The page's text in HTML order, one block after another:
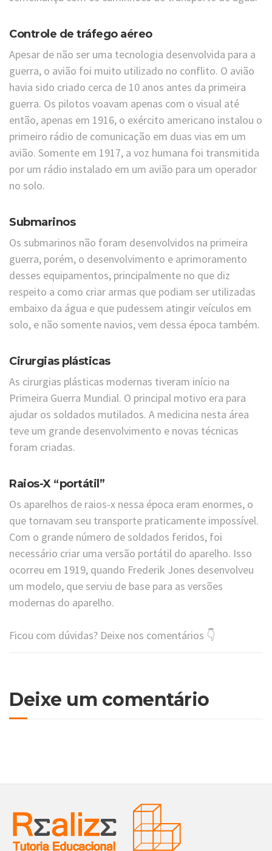
Controle de tráfego aéreo
Apesar de não ser uma tecnologia desenvolvida para a
guerra, o avião foi muito utilizado no conflito. O avião
havia sido criado cerca de 10 anos antes da primeira
guerra. Os pilotos voavam apenas com o visual até
então, apenas em 1916, o exército americano instalou o
primeiro rádio de comunicação em duas vias em um
avião. Somente em 1917, a voz humana foi transmitida
por um rádio instalado em um avião para um operador
no solo.
Submarinos
Os submarinos não foram desenvolvidos na primeira
guerra, porém, o desenvolvimento e aprimoramento
desses equipamentos, principalmente no que diz
respeito a como criar armas que podiam ser utilizadas
embaixo da água e que pudessem atingir veículos em
solo, e não somente navios, vem dessa época também.
Cirurgias plásticas
As cirurgias plásticas modernas tiveram início na
Primeira Guerra Mundial. O principal motivo era para
ajudar os soldados mutilados. A medicina nesta área
teve um grande desenvolvimento e novas técnicas
foram criadas.
Raios-X “portátil”
Os aparelhos de raios-x nessa época eram enormes, o
que tornavam seu transporte praticamente impossível.
Com o grande número de soldados feridos, foi
necessário criar uma versão portátil do aparelho. Isso
ocorreu em 1919, quando Frederik Jones desenvolveu
um modelo, que serviu de base para as versões
modernas do aparelho.
Ficou com dúvidas? Deixe nos comentários 👇
Deixe um comentário